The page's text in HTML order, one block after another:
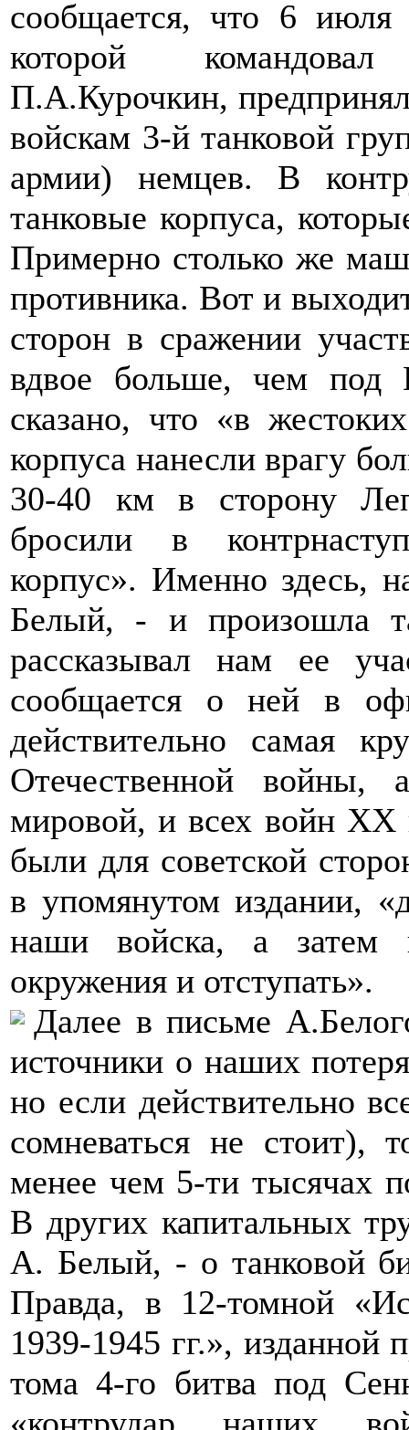
сообщается, что 6
которой командовал
П.А.Курочкин,
войскам 3-й танковой
армии) немцев. В
танковые корпуса,
Примерно столько же
противника. Вот и
сторон в сражении
вдвое больше, чем под
сказано, что «в
корпуса нанесли врагу
30-40 км в сторону
бросили в
корпус». Именно здесь,
Белый, - и произошла
рассказывал нам ее
сообщается о ней в
действительно самая
Отечественной войны,
мировой, и всех войн ХХ
были для советской
в упомянутом издании,
наши войска, а затем
окружения и отступать».
Далее в письме
источники о наших
но если действительно
сомневаться не стоит),
менее чем 5-ти тысячах
В других капитальных
А. Белый, - о танковой
Правда, в 12-томной
1939-1945 гг.», изданной
тома 4-го битва под